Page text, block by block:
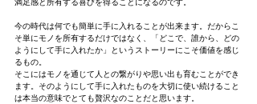
今の時代は何でも簡単に手に入れることが出来ます。だからこ
そ単にモノを所有するだけではなく、「どこで、誰から、どの
ようにして手に入れたか」というストーリーにこそ価値を感じ
るもの。
そこにはモノを通じて人との繋がりや思い出も育むことができ
ます。そのようにして手に入れたものを大切に使い続けること
は本当の意味でとても贅沢なのことだと思います。